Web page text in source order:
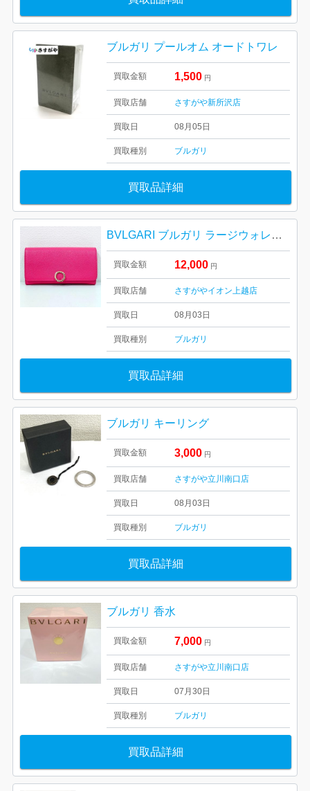
ブルガリ プールオム オードトワレ
買取金額 1,500 円
買取店舗 さすがや新所沢店
買取日 08月05日
買取種別 ブルガリ
買取品詳細
BVLGARI ブルガリ ラージウォレット 長財布
買取金額 12,000 円
買取店舗 さすがやイオン上越店
買取日 08月03日
買取種別 ブルガリ
買取品詳細
ブルガリ キーリング
買取金額 3,000 円
買取店舗 さすがや立川南口店
買取日 08月03日
買取種別 ブルガリ
買取品詳細
ブルガリ 香水
買取金額 7,000 円
買取店舗 さすがや立川南口店
買取日 07月30日
買取種別 ブルガリ
買取品詳細